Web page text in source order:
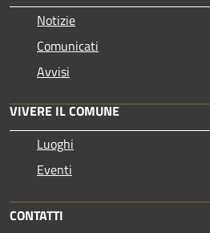
Notizie
Comunicati
Avvisi
VIVERE IL COMUNE
Luoghi
Eventi
CONTATTI